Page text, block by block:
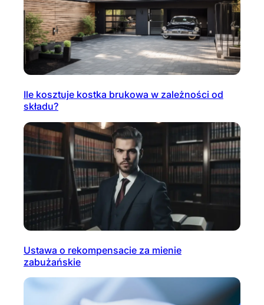
Ile kosztuje kostka brukowa w zależności od
składu?
Ustawa o rekompensacie za mienie
zabużańskie